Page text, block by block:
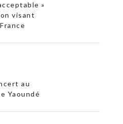
»
visant
au
Yaoundé